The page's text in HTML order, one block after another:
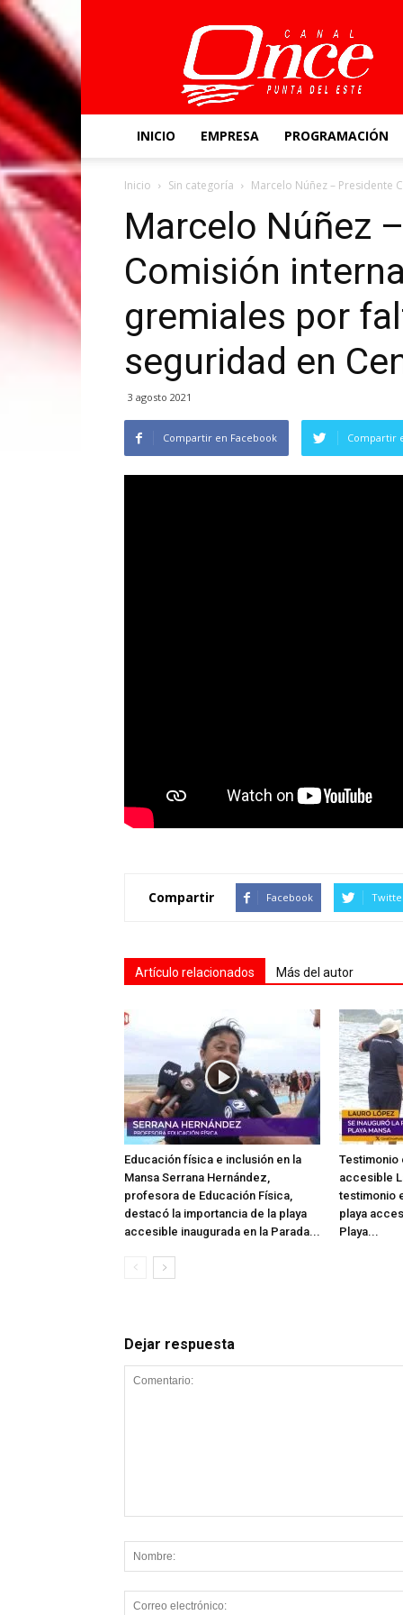
Canal
Once
INICIO EMPRESA PROGRAMACIÓN
Inicio Sin categoría Marcelo Núñez – Presidente
Marcelo Núñez
Comisión
gremiales por
seguridad en
3 agosto 2021
Compartir en Facebook Compartir
Compartir Facebook
Artículo relacionados Más del autor
Educación física e inclusión en la
Mansa Serrana Hernández,
profesora de Educación Física,
destacó la importancia de la playa
accesible inaugurada en la Parada...
Testimonio
accesible
testimonio
playa
Playa...
Dejar respuesta